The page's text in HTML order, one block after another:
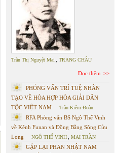
Trần Thị Nguyệt Mai TRANG CHÂU
Đọc thêm
PHỎNG VẤN TRÍ TUỆ NHÂN
TẠO VỀ HÒA HỢP HÒA GIẢI DÂN
TỘC VIỆT NAM
Trần Kiêm Đoàn
RFA Phỏng vấn BS Ngô Thế Vinh
về Kênh Funan và Đồng Bằng Sông Cửu
Long
NGÔ THẾ VINH MAI TRẦN
GẶP LẠI PHAN NHẬT NAM